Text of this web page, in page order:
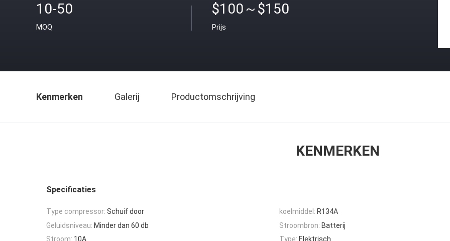
10-50
MOQ
$100～$150
Prijs
Kenmerken Galerij Productomschrijving
KENMERKEN
Specificaties
Type compressor: Schuif door koelmiddel: R134A
Geluidsniveau: Minder dan 60 db Stroombron: Batterij
Stroom: 10A Type: Elektrisch